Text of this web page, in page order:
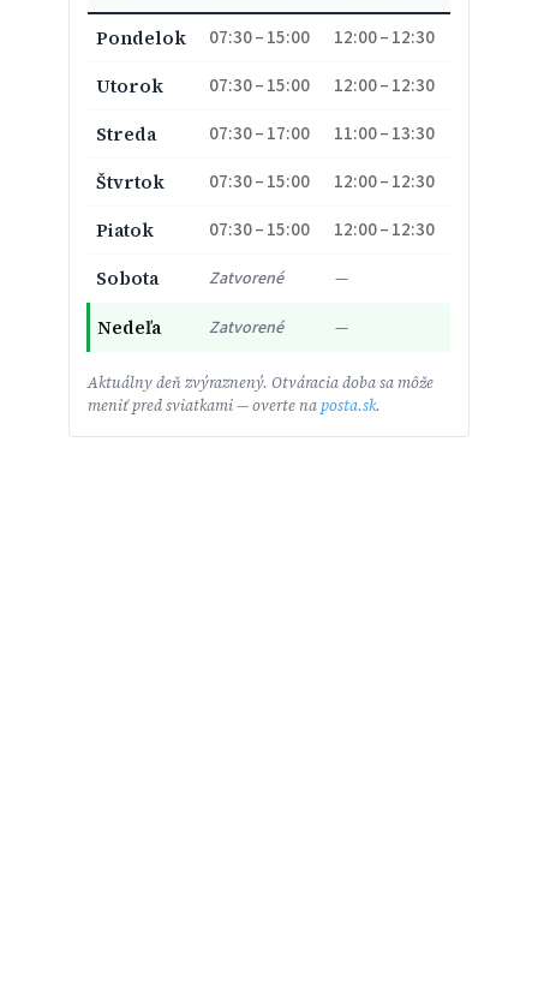
Pondelok 07:30 – 15:00 12:00 – 12:30
Utorok 07:30 – 15:00 12:00 – 12:30
Streda 07:30 – 17:00 11:00 – 13:30
Štvrtok 07:30 – 15:00 12:00 – 12:30
Piatok 07:30 – 15:00 12:00 – 12:30
Sobota Zatvorené —
Nedeľa Zatvorené —
Aktuálny deň zvýraznený. Otváracia doba sa môže
meniť pred sviatkami — overte naposta.sk.